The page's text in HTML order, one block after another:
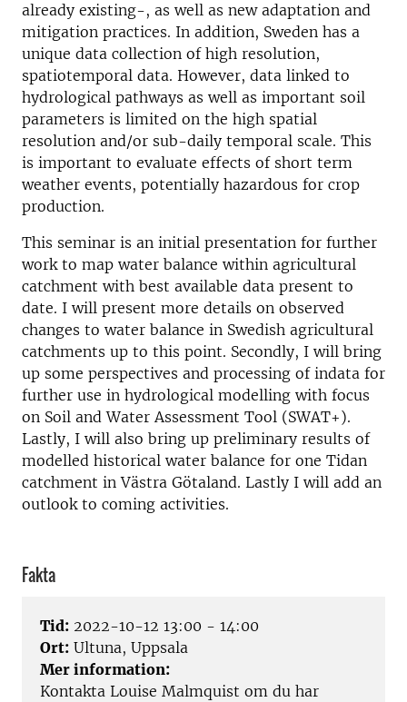
already existing-, as well as new adaptation and
mitigation practices. In addition, Sweden has a
unique data collection of high resolution,
spatiotemporal data. However, data linked to
hydrological pathways as well as important soil
parameters is limited on the high spatial
resolution and/or sub-daily temporal scale. This
is important to evaluate effects of short term
weather events, potentially hazardous for crop
production.
This seminar is an initial presentation for further
work to map water balance within agricultural
catchment with best available data present to
date. I will present more details on observed
changes to water balance in Swedish agricultural
catchments up to this point. Secondly, I will bring
up some perspectives and processing of indata for
further use in hydrological modelling with focus
on Soil and Water Assessment Tool (SWAT+).
Lastly, I will also bring up preliminary results of
modelled historical water balance for one Tidan
catchment in Västra Götaland. Lastly I will add an
outlook to coming activities.
Fakta
Tid: 2022-10-12 13:00 - 14:00
Ort: Ultuna, Uppsala
Mer information:
Kontakta Louise Malmquist om du har